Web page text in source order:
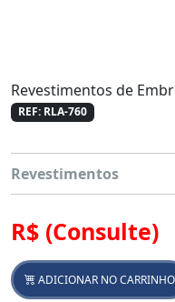
Revestimentos de
REF: RLA-760
Revestimentos
R$ (Consulte)
ADICIONAR NO CARRINHO